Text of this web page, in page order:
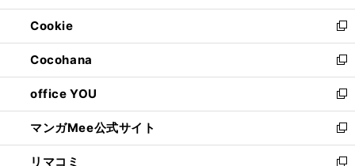
開
く
ウ
で
開
く
ン
ド
ウ
で
開
く
ウ
ィ
ン
ド
ウ
で
開
く
Cookie
新
し
い
ウ
ィ
ン
ド
ウ
で
Cocohana
新
し
い
ウ
ィ
ン
ド
office YOU
新
し
い
ウ
マンガMee公式サイト
新
し
リマコミ